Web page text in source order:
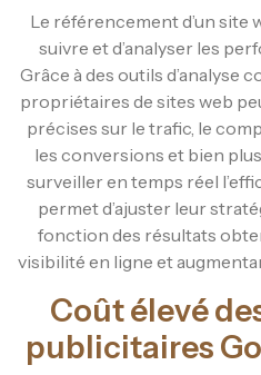
Le référencement d’un site
suivre et d’analyser les
Grâce à des outils d’analyse
propriétaires de sites web
précises sur le trafic, le
les conversions et bien
surveiller en temps réel
permet d’ajuster leur
fonction des résultats
visibilité en ligne et
Coût élevé
publicitaires